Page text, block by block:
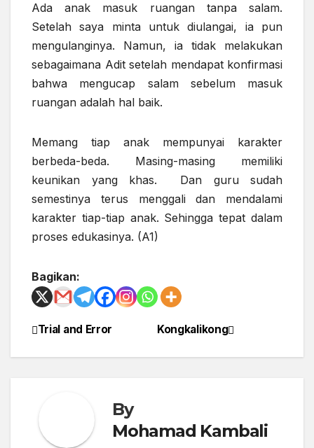
Ada anak masuk ruangan tanpa salam.
Setelah saya minta untuk diulangai, ia pun
mengulanginya. Namun, ia tidak melakukan
sebagaimana Adit setelah mendapat konfirmasi
bahwa mengucap salam sebelum masuk
ruangan adalah hal baik.
Memang tiap anak mempunyai karakter
berbeda-beda. Masing-masing memiliki
keunikan yang khas. Dan guru sudah
semestinya terus menggali dan mendalami
karakter tiap-tiap anak. Sehingga tepat dalam
proses edukasinya. (A1)
Bagikan:
Post
navigation
Kongkalikong
Trial and Error
By
Mohamad Kambali